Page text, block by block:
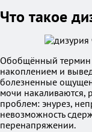
Что такое
Обобщённый термин
накоплением и
болезненные
мочи накаливаются,
проблем: энурез,
невозможность
перенапряжении.